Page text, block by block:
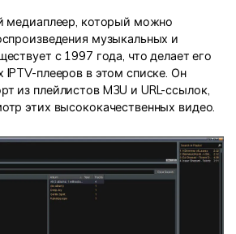
медиаплеер, который можно
музыкальных и
с 1997 года, что делает его
плееров в этом списке. Он
из плейлистов M3U и URL-ссылок,
этих высококачественных видео.